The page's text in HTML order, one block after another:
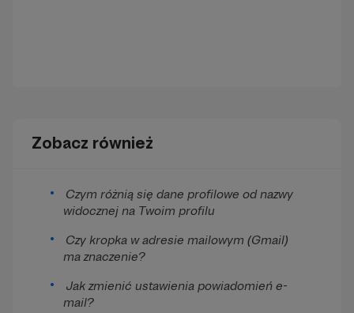
Zobacz również
Czym różnią się dane profilowe od nazwy
widocznej na Twoim profilu
Czy kropka w adresie mailowym (Gmail)
ma znaczenie?
Jak zmienić ustawienia powiadomień e-
mail?